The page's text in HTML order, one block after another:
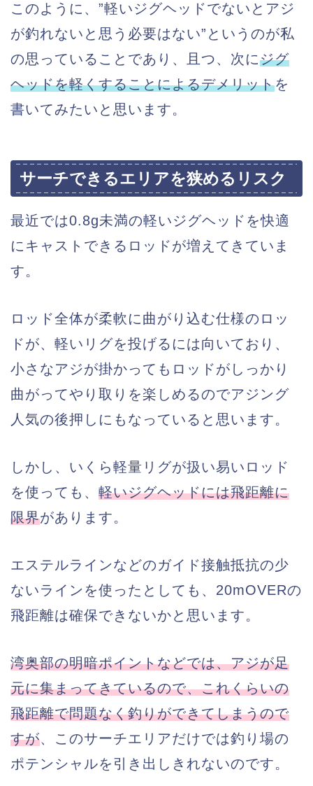
このように、”軽いジグヘッドでないとアジ
が釣れないと思う必要はない”というのが私
の思っていることであり、且つ、次にジグ
ヘッドを軽くすることによるデメリットを
書いてみたいと思います。
サーチできるエリアを狭めるリスク
最近では0.8g未満の軽いジグヘッドを快適
にキャストできるロッドが増えてきていま
す。
ロッド全体が柔軟に曲がり込む仕様のロッ
ドが、軽いリグを投げるには向いており、
小さなアジが掛かってもロッドがしっかり
曲がってやり取りを楽しめるのでアジング
人気の後押しにもなっていると思います。
しかし、いくら軽量リグが扱い易いロッド
を使っても、 軽いジグヘッドには飛距離に
限界があります。
エステルラインなどのガイド接触抵抗の少
ないラインを使ったとしても、20mOVERの
飛距離は確保できないかと思います。
湾奥部の明暗ポイントなどでは、アジが足
元に集まってきているので、これくらいの
飛距離で問題なく釣りができてしまうので
すが、このサーチエリアだけでは釣り場の
ポテンシャルを引き出しきれないのです。